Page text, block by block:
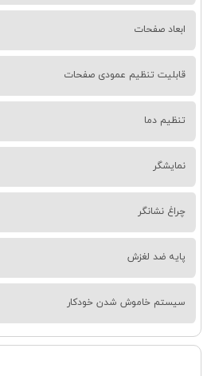
ابعاد صفحات
قابلیت تنظیم عمودی صفحات
تنظیم دما
نمایشگر
چراغ نشانگر
پایه ضد لغزش
سیستم خاموش شدن خودکار